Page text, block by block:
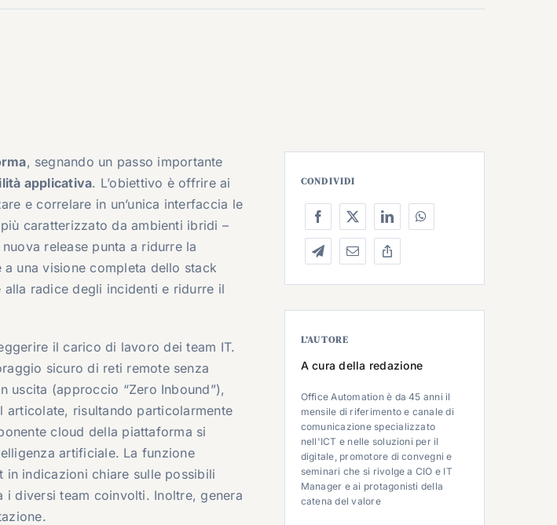
, segnando un passo importante
applicativa. L’obiettivo è offrire ai
e correlare in un’unica interfaccia le
caratterizzato da ambienti ibridi –
release punta a ridurre la
una visione completa dello stack
radice degli incidenti e ridurre il
il carico di lavoro dei team IT.
sicuro di reti remote senza
uscita (approccio “Zero Inbound”),
risultando particolarmente
cloud della piattaforma si
artificiale. La funzione
in indicazioni chiare sulle possibili
diversi team coinvolti. Inoltre, genera
CONDIVIDI
L’AUTORE
A cura della redazione
Office Automation è da 45 anni il
mensile di riferimento e canale di
comunicazione specializzato
nell'ICT e nelle soluzioni per il
digitale, promotore di convegni e
seminari che si rivolge a CIO e IT
Manager e ai protagonisti della
catena del valore